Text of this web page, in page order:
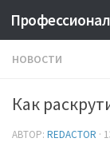
НОВОСТИ
Как
АВТОР: REDACTOR ·